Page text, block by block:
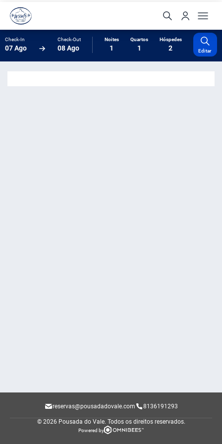
Check-In
07 Ago
Check-Out
08 Ago
Noites
1
Quartos
1
Hóspedes
2 Editar
reservas@pousadadovale.com 8136191293
© 2026 Pousada do Vale. Todos os direitos reservados.
Powered by